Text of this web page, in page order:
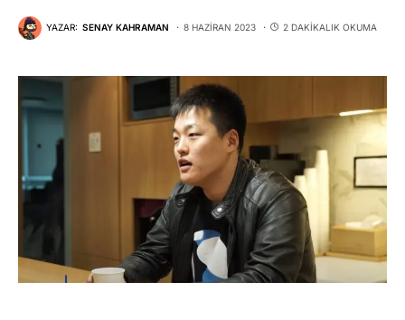
YAZAR: SENAY KAHRAMAN 8 HAZIRAN 2023 2 DAKIKALIK OKUMA